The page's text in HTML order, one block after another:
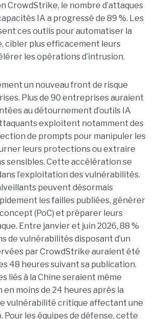
CrowdStrike, le nombre d’attaques
IA a progressé de 89 %. Les
ces outils pour automatiser la
cibler plus efficacement leurs
les opérations d’intrusion.
un nouveau front de risque
Plus de 90 entreprises auraient
au détournement d’outils IA
exploitent notamment des
de prompts pour manipuler les
leurs protections ou extraire
sensibles. Cette accélération se
l’exploitation des vulnérabilités.
peuvent désormais
les failles publiées, générer
(PoC) et préparer leurs
Entre janvier et juin 2026, 88 %
de vulnérabilités disposant d’un
par CrowdStrike auraient été
48 heures suivant sa publication.
liés à la Chine seraient même
en moins de 24 heures après la
vulnérabilité critique affectant une
Pour les équipes de défense, cette